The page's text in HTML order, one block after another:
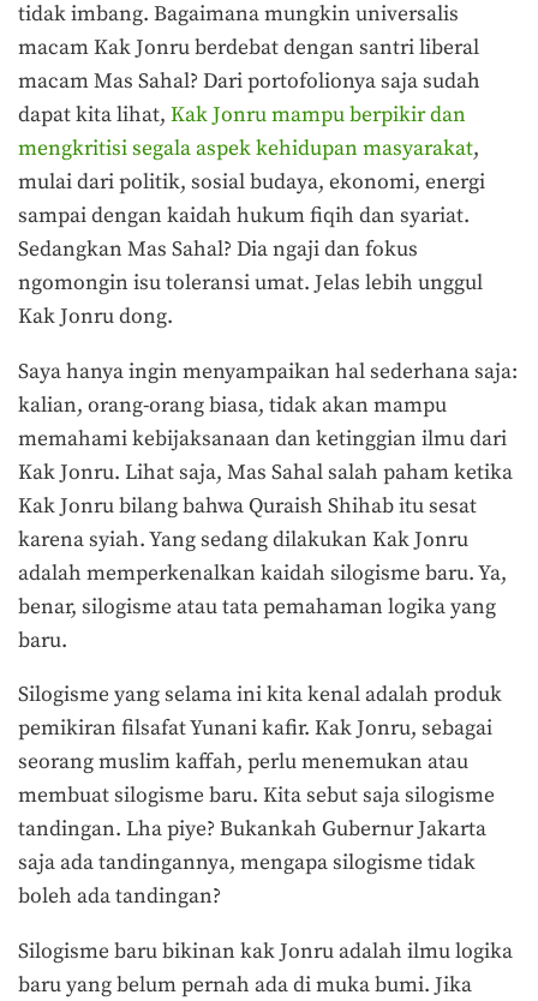
tidak imbang. Bagaimana mungkin universalis
macam Kak Jonru berdebat dengan santri liberal
macam Mas Sahal? Dari portofolionya saja sudah
dapat kita lihat, Kak Jonru mampu berpikir dan
mengkritisi segala aspek kehidupan masyarakat,
mulai dari politik, sosial budaya, ekonomi, energi
sampai dengan kaidah hukum fiqih dan syariat.
Sedangkan Mas Sahal? Dia ngaji dan fokus
ngomongin isu toleransi umat. Jelas lebih unggul
Kak Jonru dong.
Saya hanya ingin menyampaikan hal sederhana saja:
kalian, orang-orang biasa, tidak akan mampu
memahami kebijaksanaan dan ketinggian ilmu dari
Kak Jonru. Lihat saja, Mas Sahal salah paham ketika
Kak Jonru bilang bahwa Quraish Shihab itu sesat
karena syiah. Yang sedang dilakukan Kak Jonru
adalah memperkenalkan kaidah silogisme baru. Ya,
benar, silogisme atau tata pemahaman logika yang
baru.
Silogisme yang selama ini kita kenal adalah produk
pemikiran filsafat Yunani kafir. Kak Jonru, sebagai
seorang muslim kaffah, perlu menemukan atau
membuat silogisme baru. Kita sebut saja silogisme
tandingan. Lha piye? Bukankah Gubernur Jakarta
saja ada tandingannya, mengapa silogisme tidak
boleh ada tandingan?
Silogisme baru bikinan kak Jonru adalah ilmu logika
baru yang belum pernah ada di muka bumi. Jika